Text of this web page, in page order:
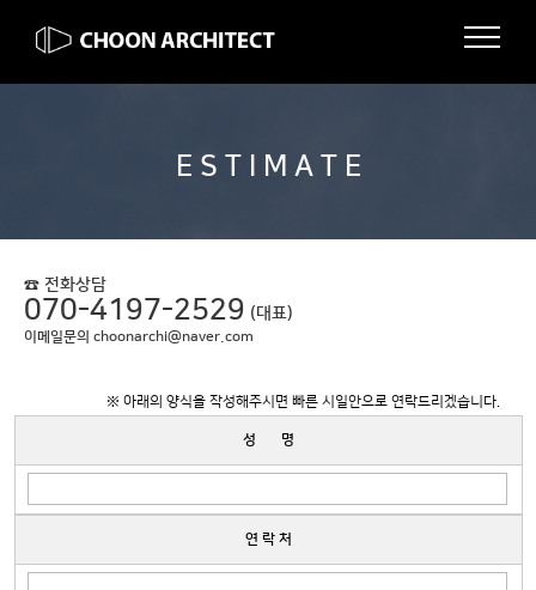
E S T I M A T E
☎ 전화상담
070-4197-2529 (대표)
이메일문의 choonarchi@naver.com
※ 아래의 양식을 작성해주시면 빠른 시일안으로 연락드리겠습니다.
성 명
연 락 처